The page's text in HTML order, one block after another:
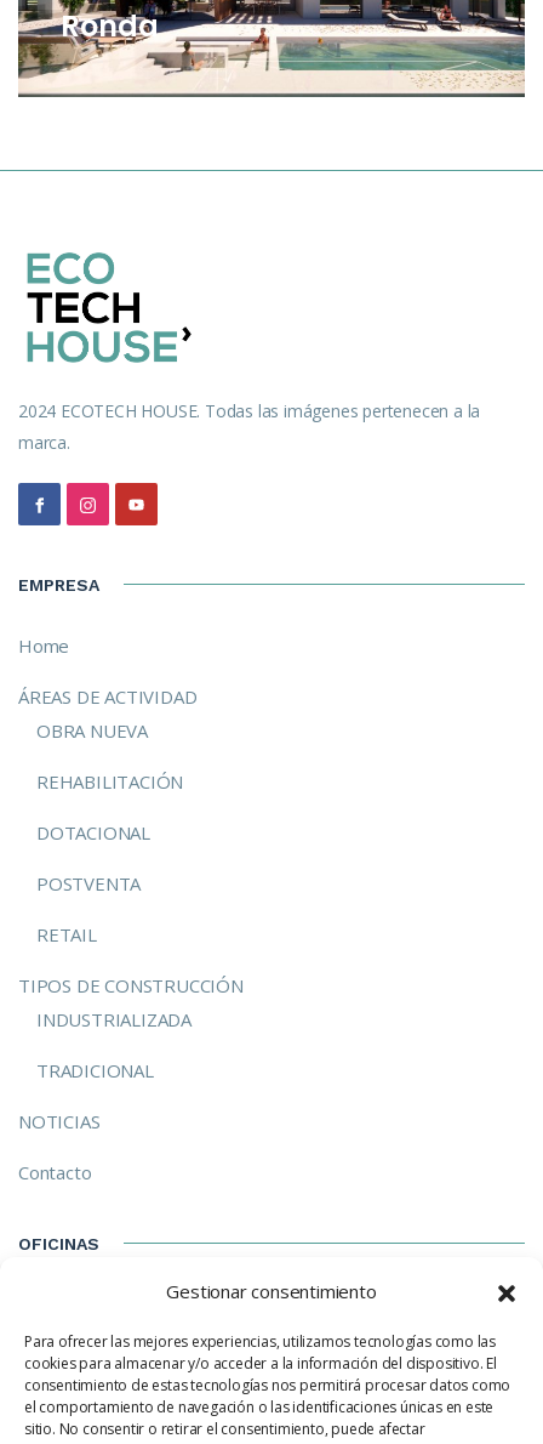
Gestionar consentimiento
Para ofrecer las mejores experiencias, utilizamos tecnologías como las
cookies para almacenar y/o acceder a la información del dispositivo. El
consentimiento de estas tecnologías nos permitirá procesar datos como
el comportamiento de navegación o las identificaciones únicas en este
sitio. No consentir o retirar el consentimiento, puede afectar
Ronda
2024 ECOTECH HOUSE. Todas las imágenes pertenecen a la
marca.
EMPRESA
Home
ÁREAS DE ACTIVIDAD
OBRA NUEVA
REHABILITACIÓN
DOTACIONAL
POSTVENTA
RETAIL
TIPOS DE CONSTRUCCIÓN
INDUSTRIALIZADA
TRADICIONAL
NOTICIAS
Contacto
OFICINAS
C/ Izarra, 8-E Madrid (28023) Madrid
hola@ecotechhouse.com
(+34) 91 702 05 88